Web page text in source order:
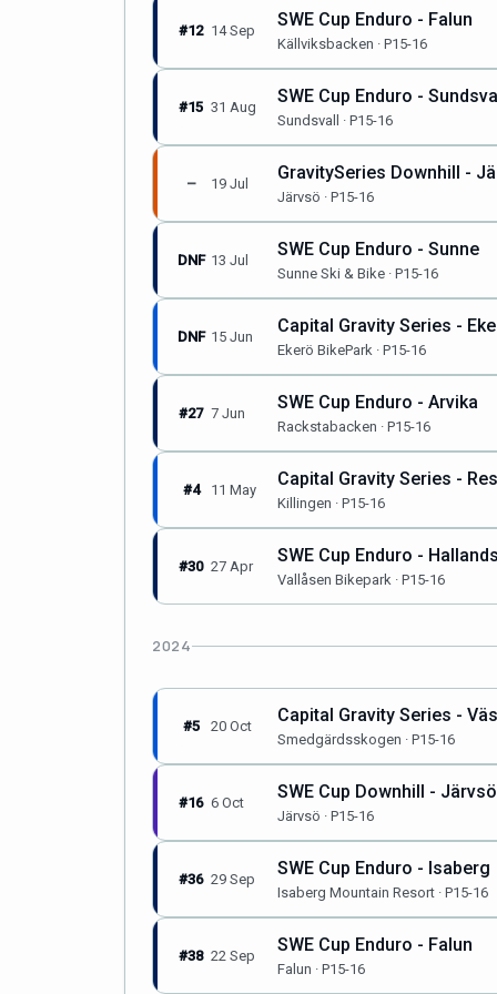
#12 14 Sep
SWE Cup Enduro - Falun
Källviksbacken · P15-16
#15 31 Aug
SWE Cup Enduro -
Sundsvall · P15-16
– 19 Jul
GravitySeries Downhill -
Järvsö · P15-16
DNF 13 Jul
SWE Cup Enduro - Sunne
Sunne Ski & Bike · P15-16
DNF 15 Jun
Capital Gravity Series -
Ekerö BikePark · P15-16
#27 7 Jun
SWE Cup Enduro - Arvika
Rackstabacken · P15-16
#4 11 May
Capital Gravity Series -
Killingen · P15-16
#30 27 Apr
SWE Cup Enduro -
Vallåsen Bikepark · P15-16
2024
#5 20 Oct
Capital Gravity Series -
Smedgärdsskogen · P15-16
#16 6 Oct
SWE Cup Downhill - Järvsö
Järvsö · P15-16
#36 29 Sep
SWE Cup Enduro - Isaberg
Isaberg Mountain Resort · P15-16
#38 22 Sep
SWE Cup Enduro - Falun
Falun · P15-16